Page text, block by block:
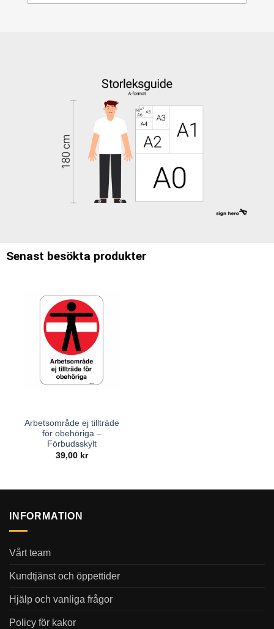
Senast besökta produkter
Arbetsområde ej tillträde
för obehöriga –
Förbudsskylt
39,00 kr
INFORMATION
Vårt team
Kundtjänst och öppettider
Hjälp och vanliga frågor
Policy för kakor